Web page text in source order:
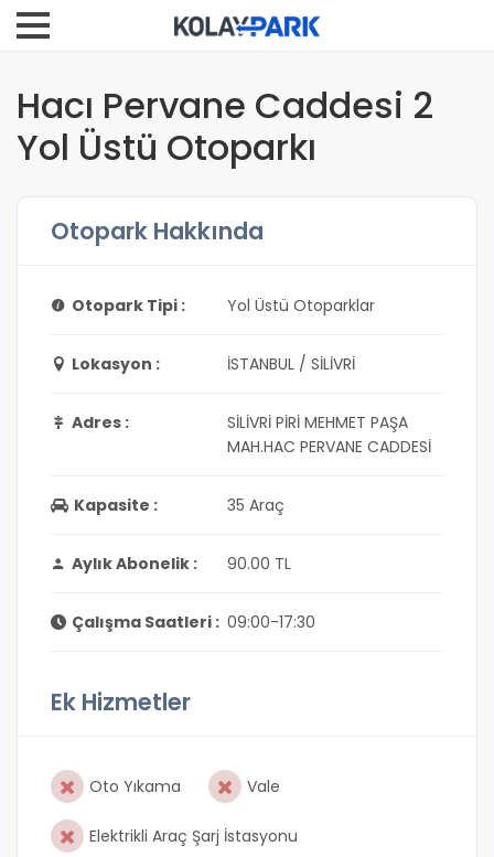
Hacı Pervane Caddesi 2
Yol Üstü Otoparkı
Otopark Hakkında
Otopark Tipi : Yol Üstü Otoparklar
Lokasyon : İSTANBUL / SİLİVRİ
Adres :
SİLİVRİ PİRİ MEHMET PAŞA
MAH.HAC PERVANE CADDESİ
Kapasite : 35 Araç
Aylık Abonelik : 90.00 TL
Çalışma Saatleri : 09:00-17:30
Ek Hizmetler
Oto Yıkama Vale
Elektrikli Araç Şarj İstasyonu